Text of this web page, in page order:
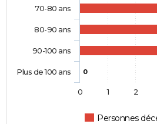
0
Personnes
70-80 ans
80-90 ans
90-100 ans
Plus de 100 ans
0 1 2